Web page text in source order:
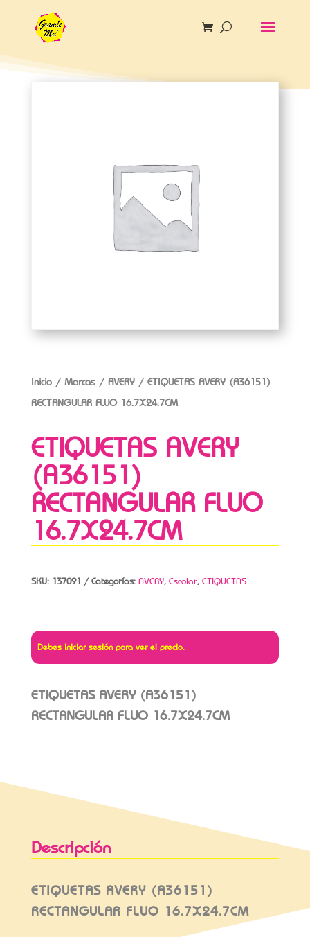
Inicio/ Marcas/ AVERY/ ETIQUETAS AVERY (A36151)
RECTANGULAR FLUO 16.7X24.7CM
ETIQUETAS AVERY
(A36151)
RECTANGULAR FLUO
16.7X24.7CM
SKU: 137091 Categorías: AVERY, Escolar, ETIQUETAS
Debes iniciar sesión para ver el precio.
ETIQUETAS AVERY (A36151)
RECTANGULAR FLUO 16.7X24.7CM
Descripción
ETIQUETAS AVERY (A36151)
RECTANGULAR FLUO 16.7X24.7CM